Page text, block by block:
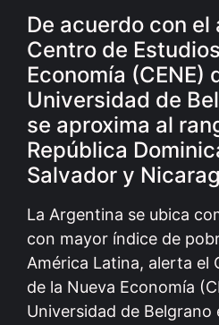
De acuerdo con el
Centro de
Economía (CENE)
Universidad de
se aproxima al
República
Salvador y
La Argentina se ubica
con mayor índice de
América Latina, alerta el
de la Nueva Economía
Universidad de